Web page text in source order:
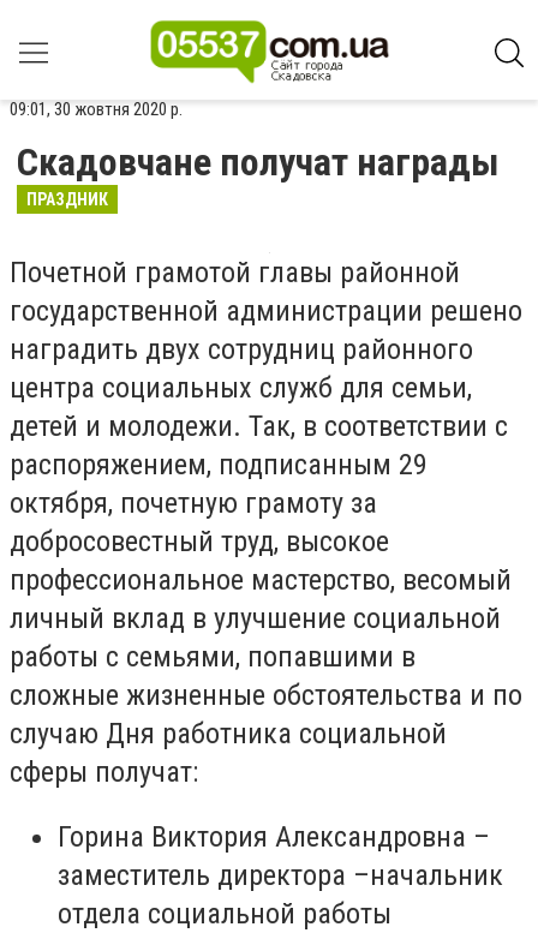
09:01, 30 жовтня 2020 р.
Скадовчане получат награды
ПРАЗДНИК
Почетной грамотой главы районной
государственной администрации решено
наградить двух сотрудниц районного
центра социальных служб для семьи,
детей и молодежи. Так, в соответствии с
распоряжением, подписанным 29
октября, почетную грамоту за
добросовестный труд, высокое
профессиональное мастерство, весомый
личный вклад в улучшение социальной
работы с семьями, попавшими в
сложные жизненные обстоятельства и по
случаю Дня работника социальной
сферы получат:
Горина Виктория Александровна –
заместитель директора –начальник
отдела социальной работы